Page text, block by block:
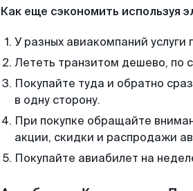
Как еще сэкономить используя
У разных авиакомпаний
Лететь транзитом дешево, по
Покупайте туда и обратно
в одну сторону.
При покупке обращайте
акции, скидки и распродажи
Покупайте авиабилет на